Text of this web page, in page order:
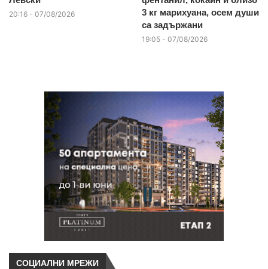
20:16 - 07/08/2026
3 кг марихуана, осем души
са задържани
19:05 - 07/08/2026
СОЦИАЛНИ МРЕЖИ